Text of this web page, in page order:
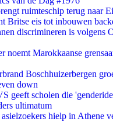
ruimteschip terug naar
Britse eis tot inbouwen
discrimineren is volgens
noemt Marokkaanse
Boschhuizerbergen
down
geeft scholen die
ultimatum
hielp in Athene